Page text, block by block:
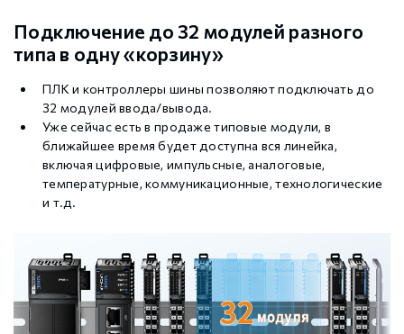
Подключение до 32 модулей разного
типа в одну «корзину»
ПЛК и контроллеры шины позволяют подключать до
32 модулей ввода/вывода.
Уже сейчас есть в продаже типовые модули, в
ближайшее время будет доступна вся линейка,
включая цифровые, импульсные, аналоговые,
температурные, коммуникационные, технологические
и т.д.